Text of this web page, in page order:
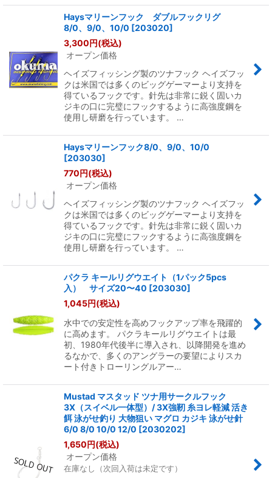
Haysマリーンフック ダブルフックリグ
8/0、9/0、10/0 [203020]
3,300円(税込)
オープン価格
ヘイズフィッシング製のツナフック ヘイズフッ
クは米国では多くのビッグゲーマーより支持を
得ているフックです。針先は非常に鋭く固いカ
ジキの口に完璧にフックするように高強度鋼を
使用し研磨を行っています。 …
Haysマリーンフック8/0、9/0、10/0
[203030]
770円(税込)
オープン価格
ヘイズフィッシング製のツナフック ヘイズフッ
クは米国では多くのビッグゲーマーより支持を
得ているフックです。針先は非常に鋭く固いカ
ジキの口に完璧にフックするように高強度鋼を
使用し研磨を行っています。 …
パクラ キールリグウエイト（1パック5pcs
入） サイズ20〜40 [203030]
1,045円(税込)
水中での安定性を高めフックアップ率を飛躍的
に高めます。 パクラキールリグウエイトは最
初、1980年代後半に導入され、以降開発を進め
るなかで、多くのアングラーの要望によりスカ
ート付きトローリングルアー…
Mustad マスタッド ツナ用サークルフック
3X（スイベル一体型）/ 3X強靭 糸ヨレ軽減 活き
餌 泳がせ釣り 大物狙い マグロ カジキ 泳がせ針
6/0 8/0 10/0 12/0 [2030202]
1,650円(税込)
オープン価格
在庫なし（次回入荷は未定です）